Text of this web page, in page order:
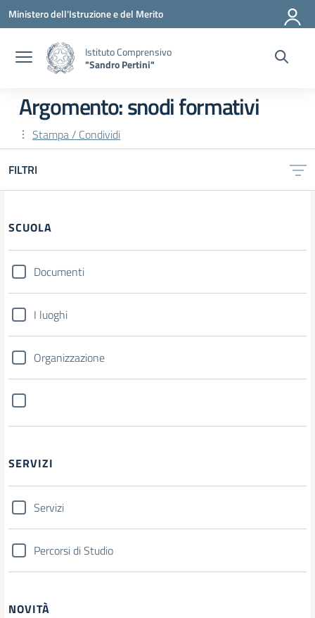
Vai ai contenuti
Vai al menu di navigazione
Vai al footer
Ministero dell'Istruzione e del Merito
Istituto Comprensivo
"Sandro Pertini"
Argomento: snodi formativi
Stampa / Condividi
FILTRI
SCUOLA
Documenti
I luoghi
Organizzazione
SERVIZI
Servizi
Percorsi di Studio
NOVITÀ